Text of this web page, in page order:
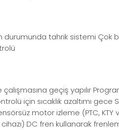
durumunda tahrik sistemi
geçiş yapılır
için sıcaklık azaltımı
motor izleme (PTC,
cihazı) DC fren kullanarak